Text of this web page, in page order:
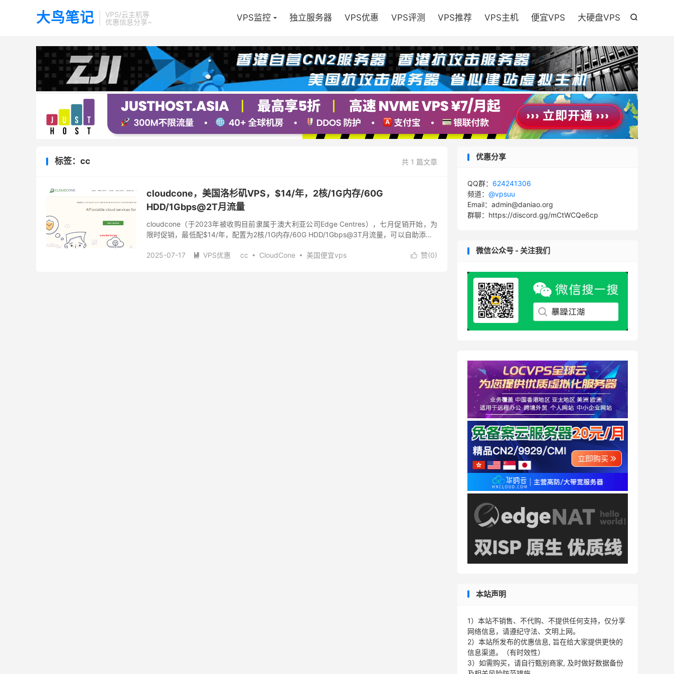
大鸟笔记
VPS/云主机等
优惠信息分享~

VPS监控 独立服务器 VPS优惠 VPS评测 VPS推荐 VPS主机 便宜VPS 大硬盘VPS
共 1 篇文章
标签：cc
cloudcone，美国洛杉矶VPS，$14/年，2核/1G内存/60G
HDD/1Gbps@2T月流量
cloudcone（于2023年被收购目前隶属于澳大利亚公司Edge Centres），七月促销开始，为
限时促销，最低配$14/年，配置为2核/1G内存/60G HDD/1Gbps@3T月流量，可以自助添加3
 赞(0)
2025-07-17  VPS优惠 cc CloudCone 美国便宜vps
优惠分享
QQ群： 624241306
频道： @vpsuu
Email：admin@daniao.org
群聊：https://discord.gg/mCtWCQe6cp
微信公众号 - 关注我们
本站声明
1）本站不销售、不代购、不提供任何支持，仅分享
网络信息，请遵纪守法、文明上网。
2）本站所发布的优惠信息, 旨在给大家提供更快的
信息渠道。（有时效性）
3）如需购买，请自行甄别商家, 及时做好数据备份